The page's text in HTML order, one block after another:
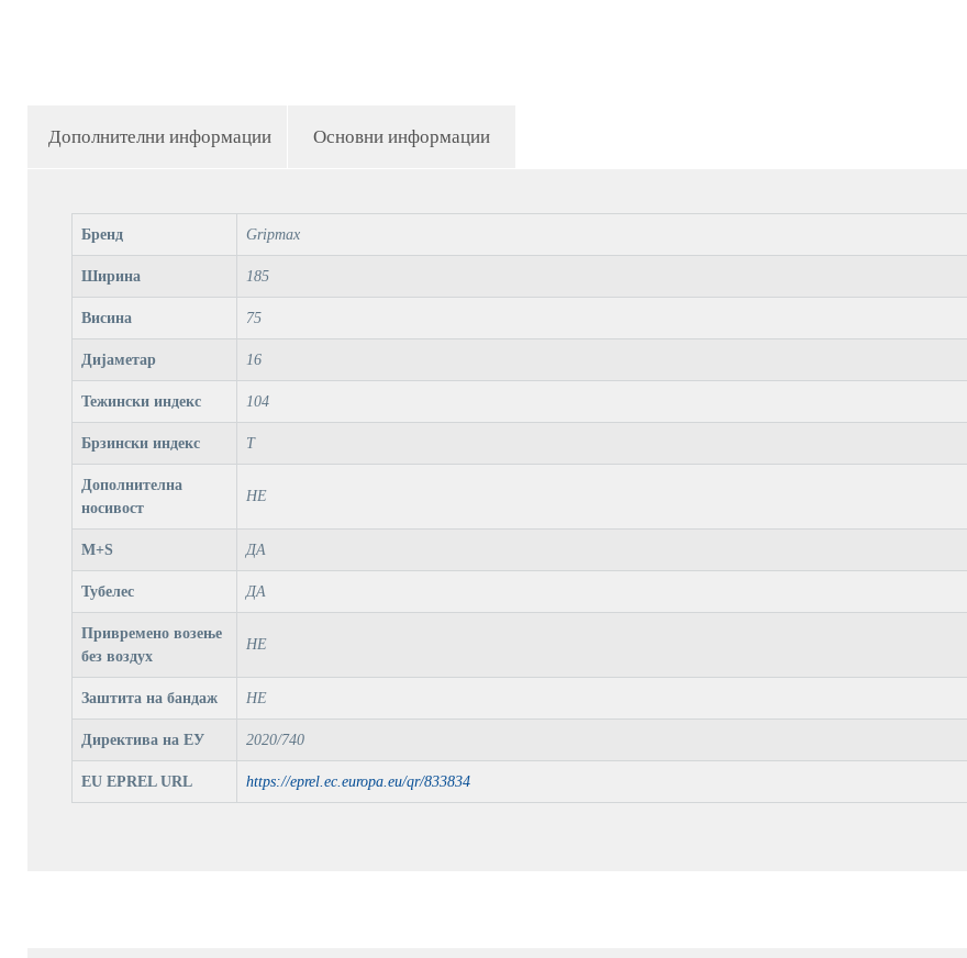
Дополнителни информации Основни информации
Бренд Gripmax
Ширина 185
Висина 75
Дијаметар 16
Тежински индекс 104
Брзински индекс T
Дополнителна
носивост
НЕ
M+S ДА
Тубелес ДА
Привремено возење
без воздух
НЕ
Заштита на бандаж НЕ
Директива на ЕУ 2020/740
EU EPREL URL https://eprel.ec.europa.eu/qr/833834